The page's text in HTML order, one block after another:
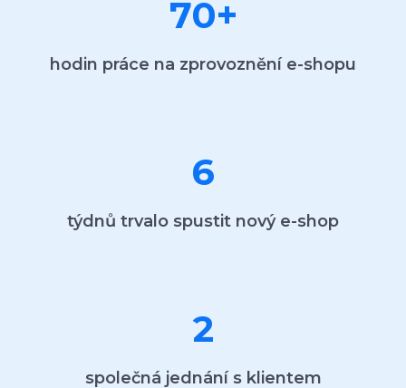
70+
hodin práce na zprovoznění e-shopu
6
týdnů trvalo spustit nový e-shop
2
společná jednání s klientem